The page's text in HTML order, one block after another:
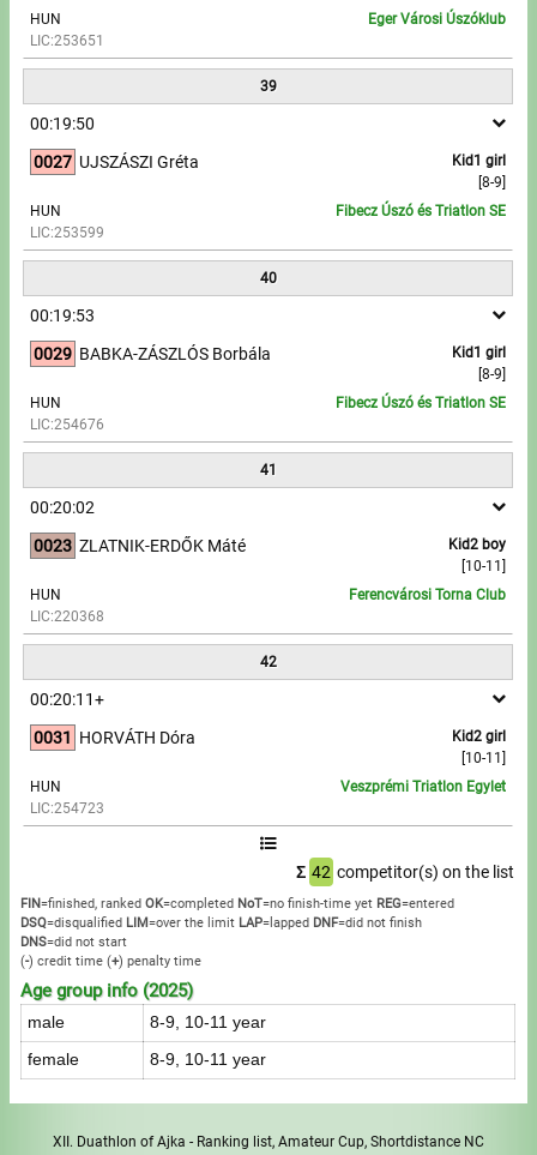
HUN
LIC:253651
Eger Városi Úszóklub
39
00:19:50
0027
Kid1 girl
[8-9]
UJSZÁSZI Gréta
HUN
LIC:253599
Fibecz Úszó és Triatlon SE
40
00:19:53
0029
Kid1 girl
[8-9]
BABKA-ZÁSZLÓS Borbála
HUN
LIC:254676
Fibecz Úszó és Triatlon SE
41
00:20:02
0023
Kid2 boy
[10-11]
ZLATNIK-ERDŐK Máté
HUN
LIC:220368
Ferencvárosi Torna Club
42
00:20:11+
0031
Kid2 girl
[10-11]
HORVÁTH Dóra
HUN
LIC:254723
Veszprémi Triatlon Egylet
Σ 42 competitor(s) on the list
FIN=finished, ranked OK=completed NoT=no finish-time yet REG=entered
DSQ=disqualified LIM=over the limit LAP=lapped DNF=did not finish
DNS=did not start
(-) credit time (+) penalty time
Age group info (2025)
male 8-9, 10-11 year
female 8-9, 10-11 year
XII. Duathlon of Ajka - Ranking list, Amateur Cup, Shortdistance NC